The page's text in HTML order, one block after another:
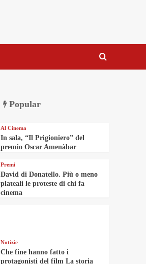
Popular
Al Cinema
In sala, “Il Prigioniero” del
premio Oscar Amenàbar
Premi
David di Donatello. Più o meno
plateali le proteste di chi fa
cinema
Notizie
Che fine hanno fatto i
protagonisti del film La storia